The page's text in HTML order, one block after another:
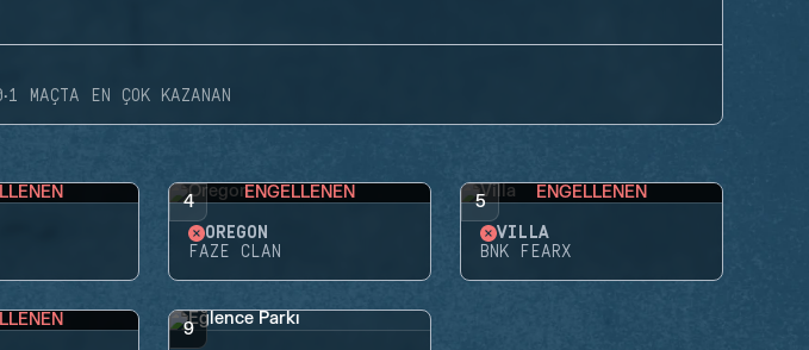
·1 MAÇTA EN ÇOK KAZANAN
4 ENGELLENEN
OREGON
FAZE CLAN
5 ENGELLENEN
VILLA
BNK FEARX
9